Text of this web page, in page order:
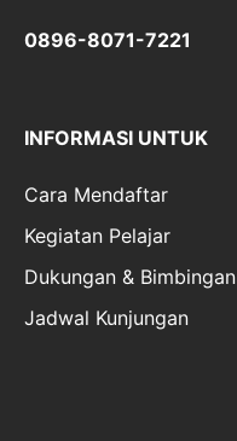
0896-8071-7221
INFORMASI UNTUK
Cara Mendaftar
Kegiatan Pelajar
Dukungan & Bimbingan
Jadwal Kunjungan